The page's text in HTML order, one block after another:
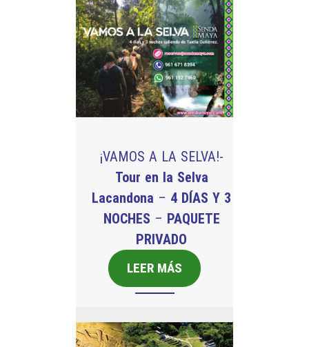
¡VAMOS A LA SELVA!-
Tour en la Selva
Lacandona – 4 DÍAS Y 3
NOCHES – PAQUETE
PRIVADO
LEER MÁS